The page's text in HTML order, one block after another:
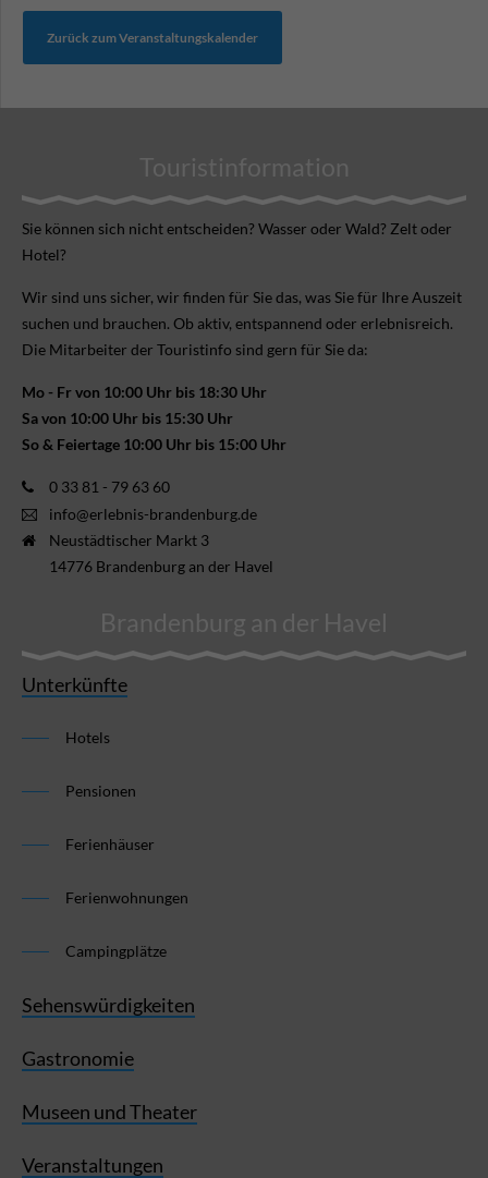
Zurück zum Veranstaltungskalender
Touristinformation
Sie können sich nicht ent­scheiden? Wasser oder Wald? Zelt oder
Hotel?
Wir sind uns sicher, wir finden für Sie das, was Sie für Ihre Aus­zeit
suchen und brauchen. Ob aktiv, ent­spannend oder erlebnis­reich.
Die Mitarbeiter der Touristinfo sind gern für Sie da:
Mo - Fr von 10:00 Uhr bis 18:30 Uhr
Sa von 10:00 Uhr bis 15:30 Uhr
So & Feiertage 10:00 Uhr bis 15:00 Uhr
0 33 81 - 79 63 60
info@erlebnis-brandenburg.de
Neustädtischer Markt 3
14776 Brandenburg an der Havel
Brandenburg an der Havel
Unterkünfte
Hotels
Pensionen
Ferienhäuser
Ferienwohnungen
Campingplätze
Sehenswürdigkeiten
Gastronomie
Museen und Theater
Veranstaltungen